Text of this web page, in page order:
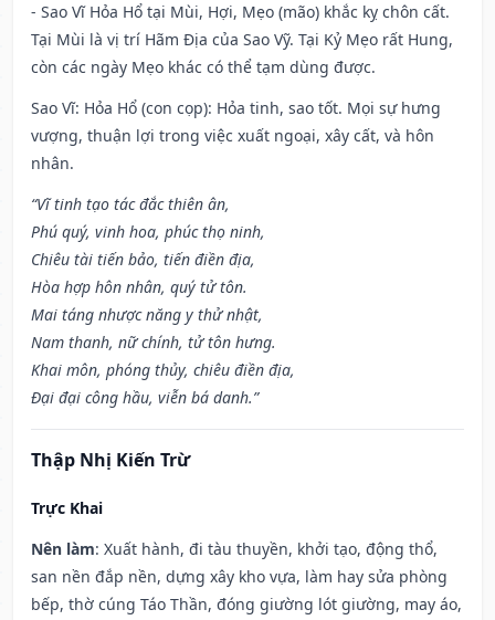
- Sao Vĩ Hỏa Hổ tại Mùi, Hợi, Mẹo (mão) khắc kỵ chôn cất.
Tại Mùi là vị trí Hãm Địa của Sao Vỹ. Tại Kỷ Mẹo rất Hung,
còn các ngày Mẹo khác có thể tạm dùng được.
Sao Vĩ: Hỏa Hổ (con cọp): Hỏa tinh, sao tốt. Mọi sự hưng
vượng, thuận lợi trong việc xuất ngoại, xây cất, và hôn
nhân.
“Vĩ tinh tạo tác đắc thiên ân,
Phú quý, vinh hoa, phúc thọ ninh,
Chiêu tài tiến bảo, tiến điền địa,
Hòa hợp hôn nhân, quý tử tôn.
Mai táng nhược năng y thử nhật,
Nam thanh, nữ chính, tử tôn hưng.
Khai môn, phóng thủy, chiêu điền địa,
Đại đại công hầu, viễn bá danh.”
Thập Nhị Kiến Trừ
Trực Khai
Nên làm: Xuất hành, đi tàu thuyền, khởi tạo, động thổ,
san nền đắp nền, dựng xây kho vựa, làm hay sửa phòng
bếp, thờ cúng Táo Thần, đóng giường lót giường, may áo,